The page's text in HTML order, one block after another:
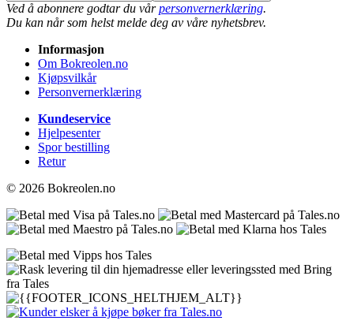
Ved å abonnere godtar du vårpersonvernerklæring.
Du kan når som helst melde deg av våre nyhetsbrev.
Informasjon
Om Bokreolen.no
Kjøpsvilkår
Personvernerklæring
Kundeservice
Hjelpesenter
Spor bestilling
Retur
© 2026 Bokreolen.no